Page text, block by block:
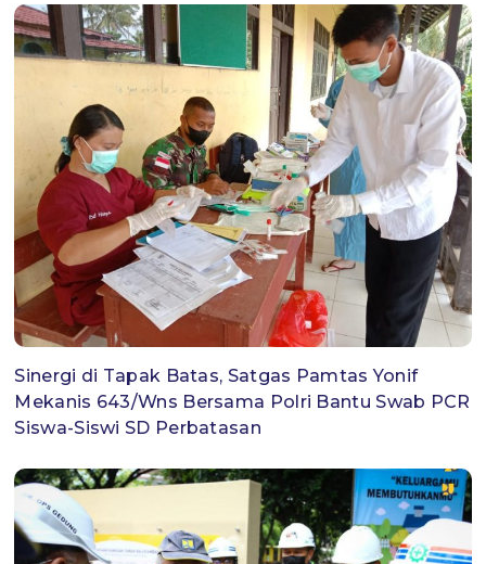
Sinergi di Tapak Batas, Satgas Pamtas Yonif
Mekanis 643/Wns Bersama Polri Bantu Swab PCR
Siswa-Siswi SD Perbatasan